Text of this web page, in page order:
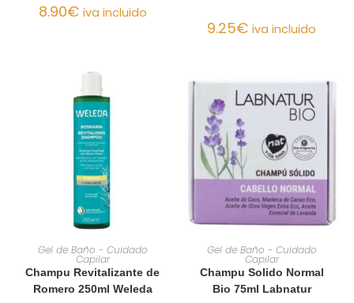
8.90€ iva incluido
9.25€ iva incluido
AÑADIR AL CARRITO
Gel de Baño - Cuidado
Capilar
Champu Revitalizante de
Romero 250ml Weleda
AÑADIR AL CARRITO
Gel de Baño - Cuidado
Capilar
Champu Solido Normal
Bio 75ml Labnatur